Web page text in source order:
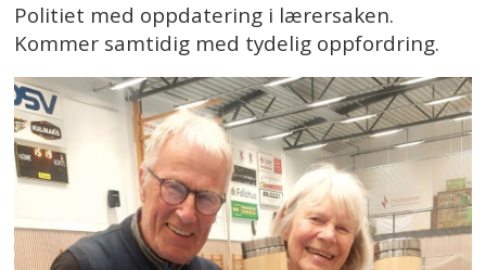
Politiet med oppdatering i lærersaken.
Kommer samtidig med tydelig oppfordring.